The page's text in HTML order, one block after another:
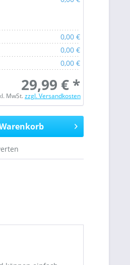
0,00 €
0,00 €
0,00 €
29,99 € *
MwSt.zzgl. Versandkosten